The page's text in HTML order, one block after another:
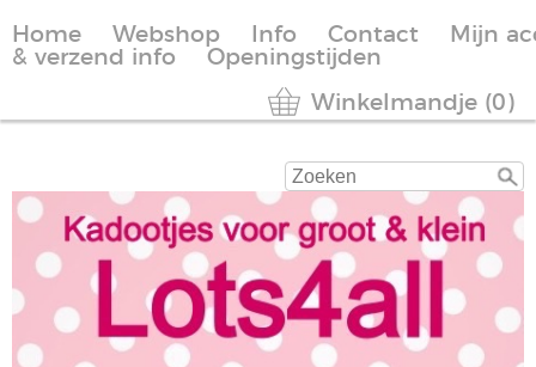
Home Webshop Info Contact
Mijn
& verzend info
Openingstijden
Winkelmandje (0)